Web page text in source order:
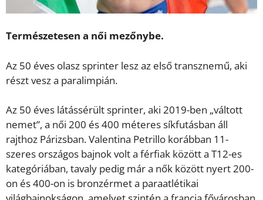
Természetesen a női mezőnybe.
Az 50 éves olasz sprinter lesz az első transznemű, aki
részt vesz a paralimpián.
Az 50 éves látássérült sprinter, aki 2019-ben „váltott
nemet”, a női 200 és 400 méteres síkfutásban áll
rajthoz Párizsban. Valentina Petrillo korábban 11-
szeres országos bajnok volt a férfiak között a T12-es
kategóriában, tavaly pedig már a nők között nyert 200-
on és 400-on is bronzérmet a paraatlétikai